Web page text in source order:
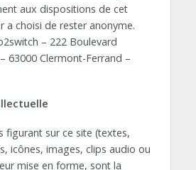
aux dispositions de cet
a choisi de rester anonyme.
– 222 Boulevard
63000 Clermont-Ferrand –
figurant sur ce site (textes,
icônes, images, clips audio ou
mise en forme, sont la